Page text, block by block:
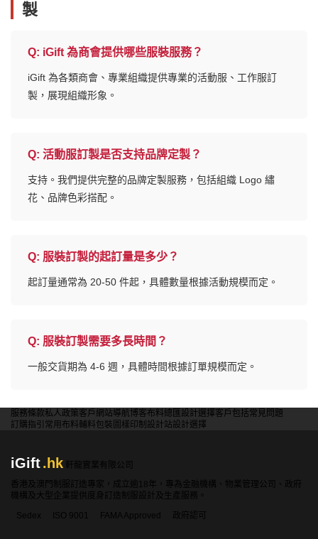
製
Q: iGift 為商會提供哪些服裝服務？
iGift 為各類商會、專業組織提供專業的活動服、工作服訂
製，展現組織形象。
Q: 活動服訂製是否支持品牌定製？
支持。我們提供完整的品牌定製服務，包括組織 Logo 繡
花、品牌色彩搭配。
Q: 服裝訂製的起訂量是多少？
起訂量通常為 20-50 件起，具體數量根據活動規模而定。
Q: 服裝訂製需要多長時間？
一般交貨期為 4-6 週，具體時間根據訂單規模而定。
服務條款私人政策客戶 網站導航博客布料總匯設計選擇客戶包括常見問題
訂購指引 常用布料輔料包裝 圖樣印制 設計站設計選擇
iGift.hk
軒龍實業有限公司
香港及澳門制服訂造專家，成立逾18年，專為金融機構、物業管理公司、政府
機構及大型企業提供度身訂造制服設計及生產服務。
Sedex
ISO 9001 FAMA Approved 政府認可